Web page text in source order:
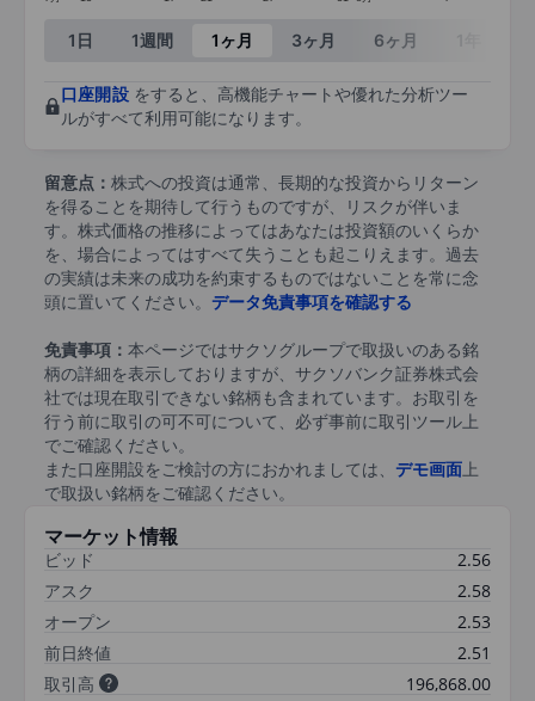
End of interactive chart.
1日 1週間 1ヶ月 3ヶ月 6ヶ月
口座開設をすると、高機能チャートや優れた分析ツー
ルがすべて利用可能になります。
留意点： 株式への投資は通常、長期的な投資からリターン
を得ることを期待して行うものですが、リスクが伴いま
す。株式価格の推移によってはあなたは投資額のいくらか
を、場合によってはすべて失うことも起こりえます。過去
の実績は未来の成功を約束するものではないことを常に念
頭に置いてください。 データ免責事項を確認する
免責事項： 本ページではサクソグループで取扱いのある銘
柄の詳細を表示しておりますが、サクソバンク証券株式会
社では現在取引できない銘柄も含まれています。お取引を
行う前に取引の可不可について、必ず事前に取引ツール上
でご確認ください。
また口座開設をご検討の方におかれましては、 デモ画面 上
で取扱い銘柄をご確認ください。
マーケット情報
ビッド
2.56
アスク
2.58
オープン
2.53
前日終値
2.51
取引高
196,868.00